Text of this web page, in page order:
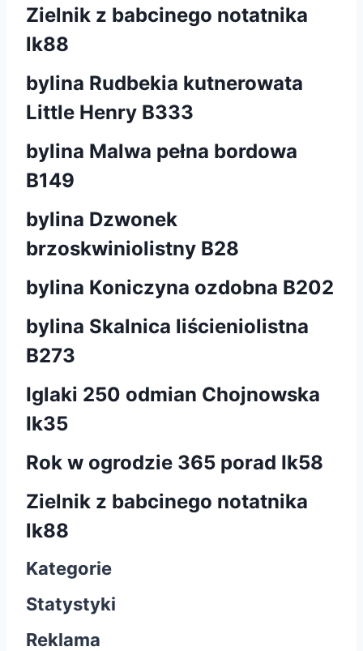
Zielnik z babcinego notatnika
lk88
bylina Rudbekia kutnerowata
Little Henry B333
bylina Malwa pełna bordowa
B149
bylina Dzwonek
brzoskwiniolistny B28
bylina Koniczyna ozdobna B202
bylina Skalnica liścieniolistna
B273
Iglaki 250 odmian Chojnowska
Ik35
Rok w ogrodzie 365 porad Ik58
Zielnik z babcinego notatnika
lk88
Kategorie
Statystyki
Reklama